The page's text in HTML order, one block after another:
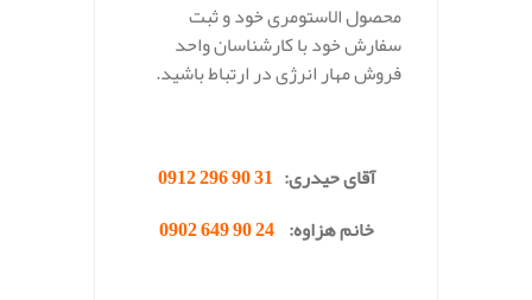
محصول الاستومری خود و ثبت
سفارش خود با کارشناسان واحد
فروش مهار انرژی در ارتباط باشید.
آقای حیدری: 31 90 296 0912
خانم هزاوه:24 90 649 0902